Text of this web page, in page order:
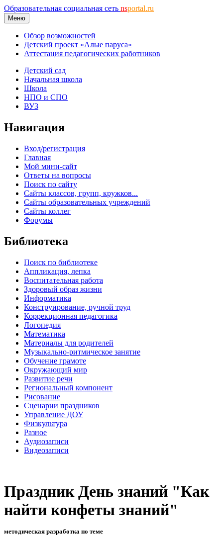
Образовательная социальная сеть nsportal.ru
Меню
Обзор возможностей
Детский проект «Алые паруса»
Аттестация педагогических работников
Детский сад
Начальная школа
Школа
НПО и СПО
ВУЗ
Навигация
Вход/регистрация
Главная
Мой мини-сайт
Ответы на вопросы
Поиск по сайту
Сайты классов, групп, кружков...
Сайты образовательных учреждений
Сайты коллег
Форумы
Библиотека
Поиск по библиотеке
Аппликация, лепка
Воспитательная работа
Здоровый образ жизни
Информатика
Конструирование, ручной труд
Коррекционная педагогика
Логопедия
Математика
Материалы для родителей
Музыкально-ритмическое занятие
Обучение грамоте
Окружающий мир
Развитие речи
Региональный компонент
Рисование
Сценарии праздников
Управление ДОУ
Физкультура
Разное
Аудиозаписи
Видеозаписи
Праздник День знаний "Как
найти конфеты знаний"
методическая разработка по теме